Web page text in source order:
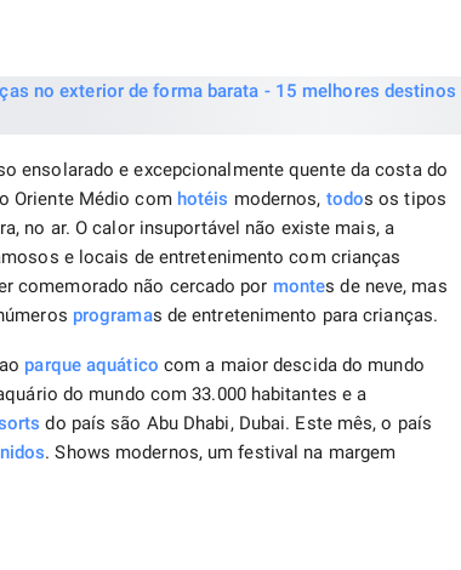
ensolarado e excepcionalmente quente da costa do
Oriente Médio com hotéis modernos, todos os tipos
no ar. O calor insuportável não existe mais, a
e locais de entretenimento com crianças
comemorado não cercado por montes de neve, mas
programas de entretenimento para crianças.
parque aquático com a maior descida do mundo
do mundo com 33.000 habitantes e a
do país são Abu Dhabi, Dubai. Este mês, o país
. Shows modernos, um festival na margem